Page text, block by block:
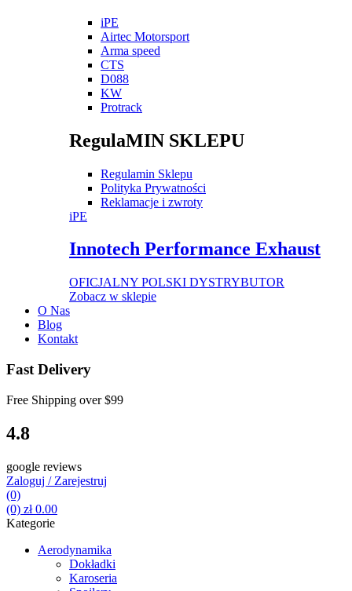
iPE
Airtec Motorsport
Arma speed
CTS
D088
KW
Protrack
RegulaMIN SKLEPU
Regulamin Sklepu
Polityka Prywatności
Reklamacje i zwroty
iPE
Innotech Performance Exhaust
OFICJALNY POLSKI DYSTRYBUTOR
Zobacz w sklepie
O Nas
Blog
Kontakt
Fast Delivery
Free Shipping over$99
4.8
google reviews
Zaloguj / Zarejestruj
(0)
(0) zł0.00
Kategorie
Aerodynamika
Dokładki
Karoseria